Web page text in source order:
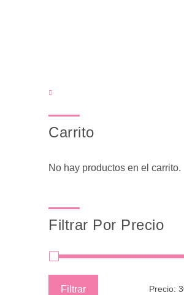
Carrito
No hay productos en el carrito.
Filtrar Por Precio
Filtrar Precio: